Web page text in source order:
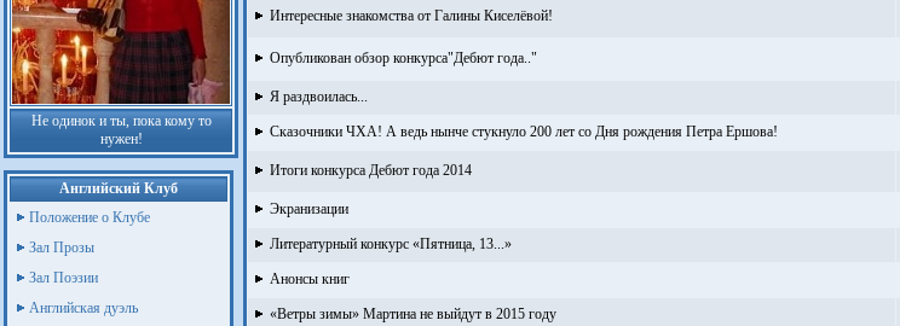
Не одинок и ты, пока кому то
нужен!
Английский Клуб
Положение о Клубе
Зал Прозы
Зал Поэзии
Английская дуэль
Интересные знакомства от Галины Киселёвой!
Опубликован обзор конкурса"Дебют года.."
Я раздвоилась...
Сказочники ЧХА! А ведь нынче стукнуло 200 лет со Дня рождения Петра Ершова!
Итоги конкурса Дебют года 2014
Экранизации
Литературный конкурс «Пятница, 13...»
Анонсы книг
«Ветры зимы» Мартина не выйдут в 2015 году